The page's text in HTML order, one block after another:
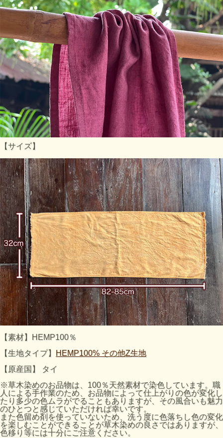
【サイズ】
【素材】HEMP100％
【生地タイプ】
HEMP100% その他Z生地
【原産国】 タイ
※草木染めのお品物は、100％天然素材で染色しています。職
人による手作業のため、お品物によって仕上がりの色が変化し
たり多少の色ムラがでることもありますが、その風合いも魅力
のひとつと感じていただければ幸いです。
また色留め剤を使っていないため、洗う度に色落ちし色の変化
を楽しむことができることが草木染めの良さではありますが、
色移り等には十分にご注意ください。